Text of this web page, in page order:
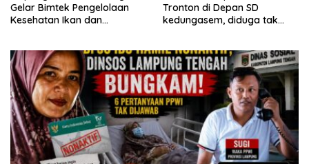
Gelar Bimtek Pengelolaan
Kesehatan Ikan dan
Tronton di Depan SD
kedungasem, diduga tak